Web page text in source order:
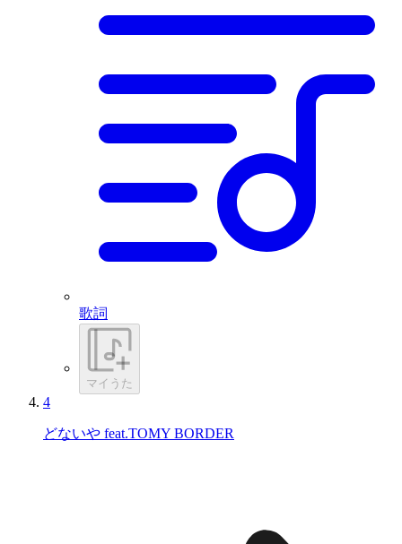
歌詞
マイうた
4
どないや feat.TOMY BORDER